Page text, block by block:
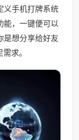
义手机打牌系统
能，一键便可以
是想分享给好友
求。